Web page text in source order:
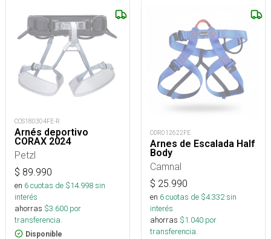
COS180304FE-R
Arnés deportivo
CORAX 2024
Petzl
$ 89.990
en 6cuotas de $14.998sin
interés
ahorras $3.600 por
transferencia.
Disponible
ODR012622FE
Arnes de Escalada Half
Body
Camnal
$ 25.990
en 6cuotas de $4.332sin
interés
ahorras $1.040 por
transferencia.